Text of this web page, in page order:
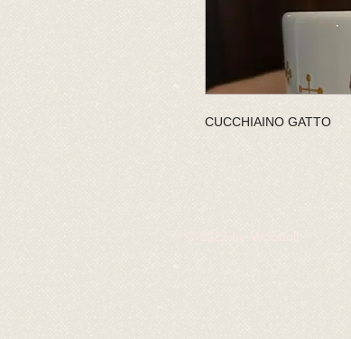
CUCCHIAINO GATTO